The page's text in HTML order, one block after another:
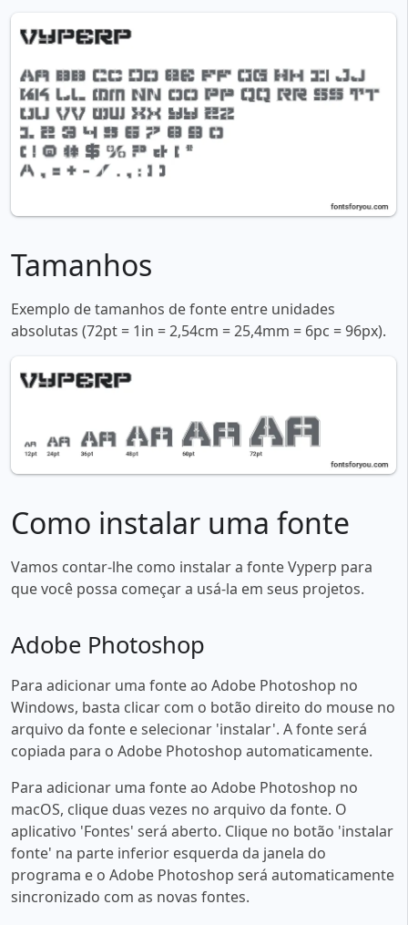
Tamanhos
Exemplo de tamanhos de fonte entre unidades
absolutas (72pt = 1in = 2,54cm = 25,4mm = 6pc = 96px).
Como instalar uma fonte
Vamos contar-lhe como instalar a fonte Vyperp para
que você possa começar a usá-la em seus projetos.
Adobe Photoshop
Para adicionar uma fonte ao Adobe Photoshop no
Windows, basta clicar com o botão direito do mouse no
arquivo da fonte e selecionar 'instalar'. A fonte será
copiada para o Adobe Photoshop automaticamente.
Para adicionar uma fonte ao Adobe Photoshop no
macOS, clique duas vezes no arquivo da fonte. O
aplicativo 'Fontes' será aberto. Clique no botão 'instalar
fonte' na parte inferior esquerda da janela do
programa e o Adobe Photoshop será automaticamente
sincronizado com as novas fontes.